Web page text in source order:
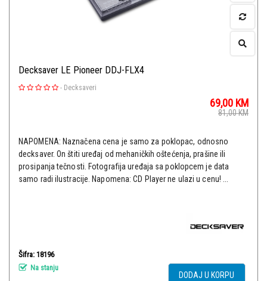
Decksaver LE Pioneer DDJ-FLX4
- Decksaveri
69,00 KM
81,00KM
NAPOMENA: Naznačena cena je samo za poklopac, odnosno
decksaver. On štiti uređaj od mehaničkih oštećenja, prašine ili
prosipanja tečnosti. Fotografija uređaja sa poklopcem je data
samo radi ilustracije. Napomena: CD Player ne ulazi u cenu! ...
Šifra: 18196
Na stanju
DODAJ U KORPU